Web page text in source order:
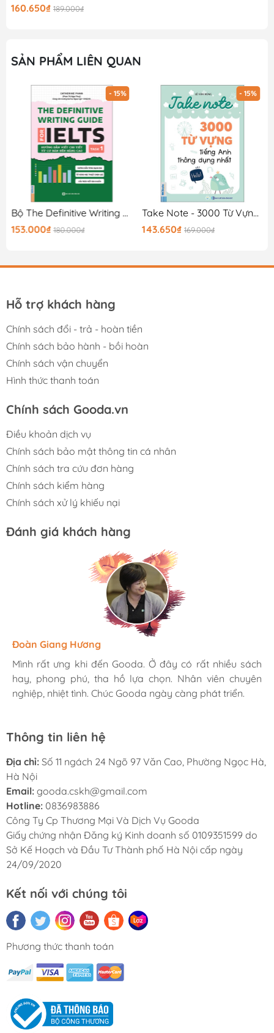
160.650₫ 189.000₫
SẢN PHẨM LIÊN QUAN
- 15%
Bộ The Definitive Writing Guide For IELTS - Task 1
153.000₫ 180.000₫
- 15%
Take Note - 3000 Từ Vựng Tiếng Anh Thông Dụng Nhất
143.650₫ 169.000₫
Hỗ trợ khách hàng
Chính sách đổi - trả - hoàn tiền
Chính sách bảo hành - bồi hoàn
Chính sách vận chuyển
Hình thức thanh toán
Chính sách Gooda.vn
Điều khoản dịch vụ
Chính sách bảo mật thông tin cá nhân
Chính sách tra cứu đơn hàng
Chính sách kiểm hàng
Chính sách xử lý khiếu nại
Đánh giá khách hàng
Hương Suri
Mình rất ưng khi đến Gooda. Ở đây có rất nhiều sách
hay, phong phú, tha hồ lựa chọn. Nhân viên chuyên
nghiệp, nhiệt tình. Chúc Gooda ngày càng phát triển.
Đoàn Giang Hương
Mình rất ưng khi đến Gooda. Ở đây có rất nhiều sách
hay, phong phú, tha hồ lựa chọn. Nhân viên chuyên
nghiệp, nhiệt tình. Chúc Gooda ngày càng phát triển.
Ngọc Anh
Mình rất ưng khi đến Gooda. Ở đây có rất nhiều sách
hay, phong phú, tha hồ lựa chọn. Nhân viên chuyên
nghiệp, nhiệt tình. Chúc Gooda ngày càng phát triển.
Thông tin liên hệ
Địa chỉ: Số 11 ngách 24 Ngõ 97 Văn Cao, Phường Ngọc Hà,
Hà Nội
Email: gooda.cskh@gmail.com
Hotline: 0836983886
Công Ty Cp Thương Mại Và Dịch Vụ Gooda
Giấy chứng nhận Đăng ký Kinh doanh số 0109351599 do
Sở Kế Hoạch và Đầu Tư Thành phố Hà Nội cấp ngày
24/09/2020
Kết nối với chúng tôi
Phương thức thanh toán